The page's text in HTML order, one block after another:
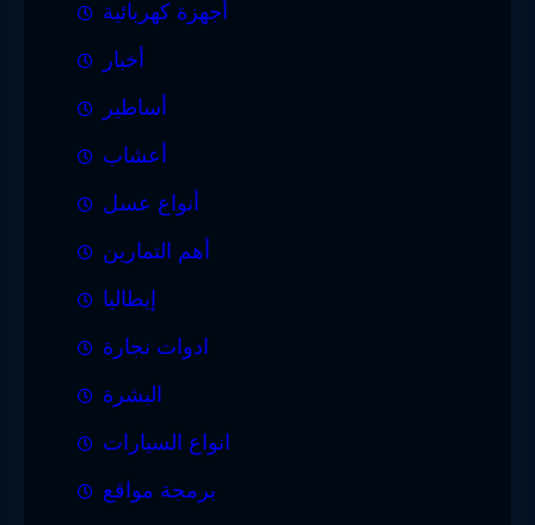
أجهزة كهربائية
أخبار
أساطير
أعشاب
أنواع عسل
أهم التمارين
إيطاليا
ادوات نجارة
البشرة
انواع السيارات
برمجة مواقع